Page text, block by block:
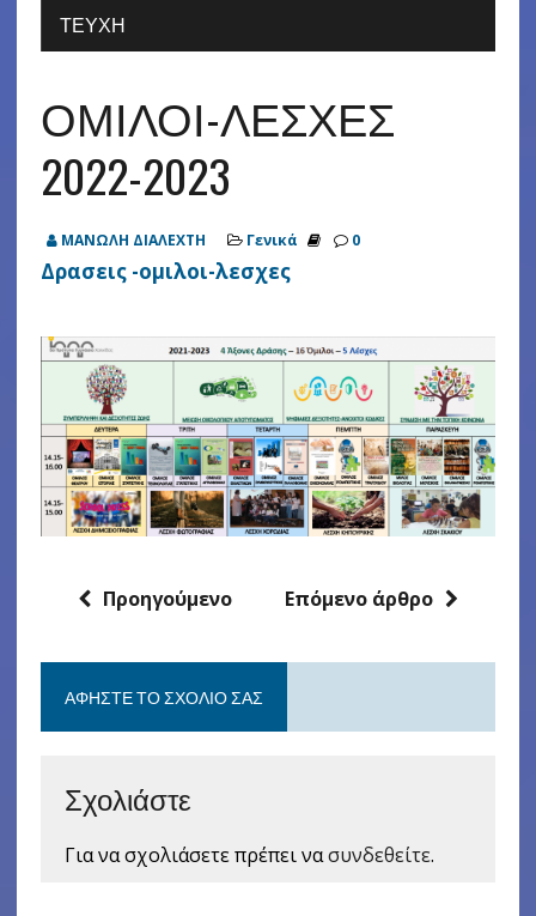
ΤΕΥΧΗ
ΟΜΙΛΟΙ-ΛΕΣΧΕΣ
2022-2023
ΜΑΝΩΛΗ ΔΙΑΛΕΧΤΗ Γενικά 0
Δρασεις -ομιλοι-λεσχες
Προηγούμενο Επόμενο άρθρο
ΑΦΉΣΤΕ ΤΟ ΣΧΌΛΙΟ ΣΑΣ
Σχολιάστε
Για να σχολιάσετε πρέπει νασυνδεθείτε.